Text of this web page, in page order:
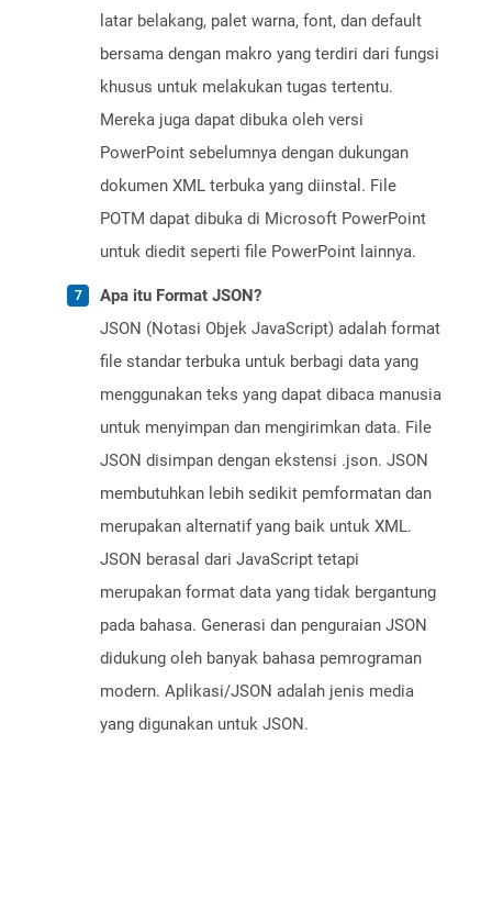
latar belakang, palet warna, font, dan default
bersama dengan makro yang terdiri dari fungsi
khusus untuk melakukan tugas tertentu.
Mereka juga dapat dibuka oleh versi
PowerPoint sebelumnya dengan dukungan
dokumen XML terbuka yang diinstal. File
POTM dapat dibuka di Microsoft PowerPoint
untuk diedit seperti file PowerPoint lainnya.
Apa itu Format JSON?
JSON (Notasi Objek JavaScript) adalah format
file standar terbuka untuk berbagi data yang
menggunakan teks yang dapat dibaca manusia
untuk menyimpan dan mengirimkan data. File
JSON disimpan dengan ekstensi .json. JSON
membutuhkan lebih sedikit pemformatan dan
merupakan alternatif yang baik untuk XML.
JSON berasal dari JavaScript tetapi
merupakan format data yang tidak bergantung
pada bahasa. Generasi dan penguraian JSON
didukung oleh banyak bahasa pemrograman
modern. Aplikasi/JSON adalah jenis media
yang digunakan untuk JSON.